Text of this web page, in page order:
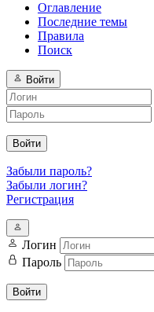
Оглавление
Последние темы
Правила
Поиск
Войти
Войти
Забыли пароль?
Забыли логин?
Регистрация
Логин
Пароль
Войти